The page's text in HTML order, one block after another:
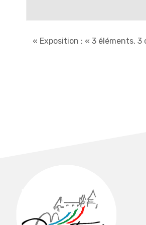
« Exposition : « 3 éléments, 3